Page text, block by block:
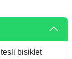
bisiklet